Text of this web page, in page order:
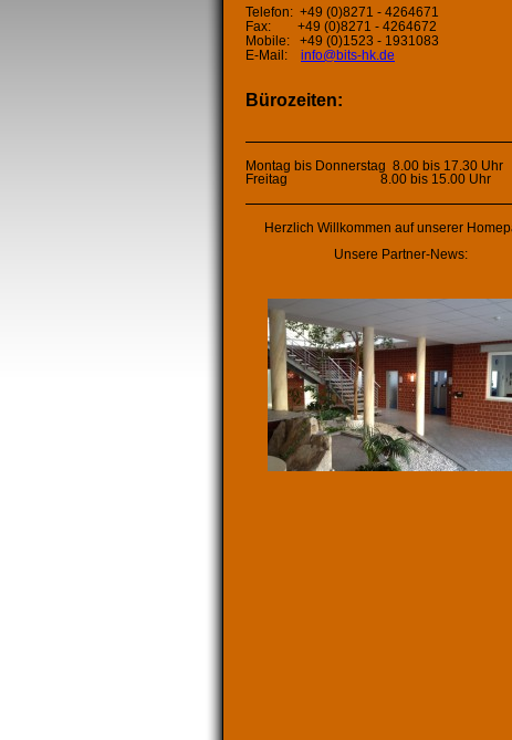
Telefon: +49 (0)8271 - 4264671
Fax:
+49 (0)8271 - 4264672
Mobile:
+49 (0)1523 - 1931083
E-Mail:
info@bits-hk.de
Bürozeiten:
Montag bis Donnerstag 8.00 bis 17.30 Uhr
Freitag 8.00 bis 15.00 Uhr
Herzlich Willkommen auf unserer
Unsere Partner-News: